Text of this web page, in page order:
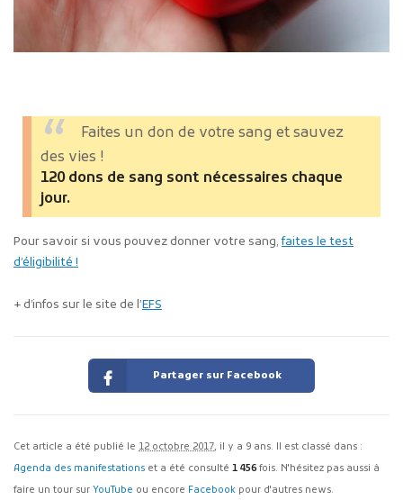
Faites un don de votre sang et sauvez
des vies !
120 dons de sang sont nécessaires chaque
jour.
Pour savoir si vous pouvez donner votre sang,faites le test
d’éligibilité !
+ d’infos sur le site de l’EFS
Partager sur Facebook
Cet article a été publié le 12 octobre 2017, il y a 9 ans. Il est classé dans :
Agenda des manifestations et a été consulté 1 456fois. N'hésitez pas aussi à
faire un tour sur YouTube ou encore Facebook pour d'autres news.